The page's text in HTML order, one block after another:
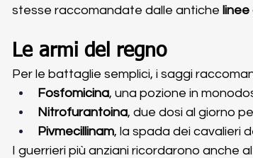
stesse raccomandate dalle antiche linee
Le armi del regno
Per le battaglie semplici, i saggi
Fosfomicina, una pozione in
Nitrofurantoina, due dosi al giorno
Pivmecillinam, la spada dei cavalieri
I guerrieri più anziani ricordarono anche